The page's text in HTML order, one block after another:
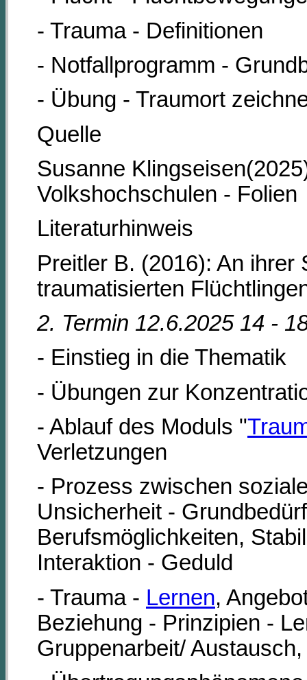
- Trauma - Definitionen
- Notfallprogramm -
- Übung - Traumort
Quelle
Susanne
Volkshochschulen - Folien
Literaturhinweis
Preitler B. (2016): An
traumatisierten
2. Termin 12.6.2025 14 -
- Einstieg in die Thematik
- Übungen zur
- Ablauf des Moduls "
Verletzungen
- Prozess zwischen
Unsicherheit -
Berufsmöglichkeiten,
Interaktion - Geduld
- Trauma - Lernen,
Beziehung - Prinzipien -
Gruppenarbeit/